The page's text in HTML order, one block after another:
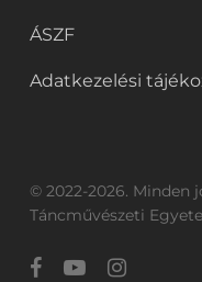
ÁSZF
Adatkezelési
© 2022-2026. Minden
Táncművészeti
facebookyoutubeinstagram